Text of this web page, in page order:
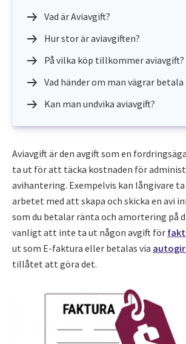
Vad är Aviavgift?
Hur stor är aviavgiften?
På vilka köp tillkommer aviavgift?
Vad händer om man vägrar betala
Kan man undvika aviavgift?
Aviavgift är den avgift som en
ta ut för att täcka kostnaden för
avihantering. Exempelvis kan långivare
arbetet med att skapa och skicka en avi
som du betalar ränta och amortering på
vanligt att inte ta ut någon avgift för
ut som E-faktura eller betalas via
tillåtet att göra det.